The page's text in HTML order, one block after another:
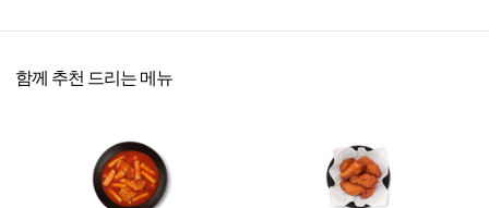
함께 추천 드리는 메뉴